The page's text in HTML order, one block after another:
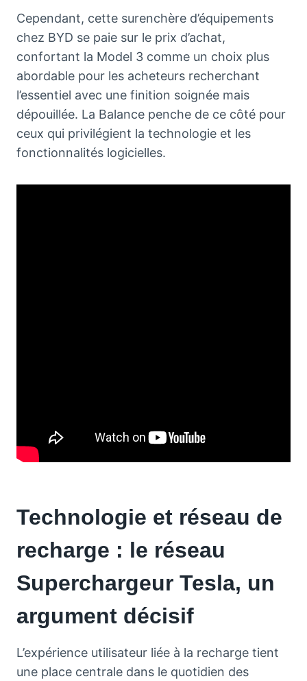
Cependant, cette surenchère d’équipements
chez BYD se paie sur le prix d’achat,
confortant la Model 3 comme un choix plus
abordable pour les acheteurs recherchant
l’essentiel avec une finition soignée mais
dépouillée. La Balance penche de ce côté pour
ceux qui privilégient la technologie et les
fonctionnalités logicielles.
Technologie et réseau de
recharge : le réseau
Superchargeur Tesla, un
argument décisif
L’expérience utilisateur liée à la recharge tient
une place centrale dans le quotidien des